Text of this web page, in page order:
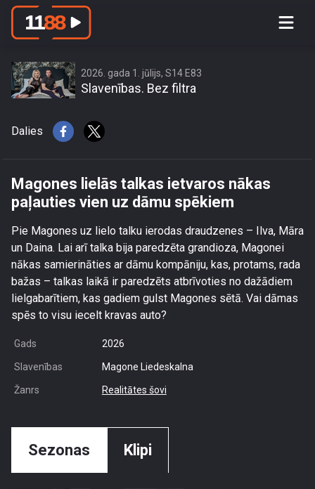
Magones lielās talkas ietvaros nākas
2026. gada 1. jūlijs, S14 E83
Slavenības. Bez filtra
Dalies
Magones lielās talkas ietvaros nākas
paļauties vien uz dāmu spēkiem
Pie Magones uz lielo talku ierodas draudzenes – Ilva, Māra
un Daina. Lai arī talka bija paredzēta grandioza, Magonei
nākas samierināties ar dāmu kompāniju, kas, protams, rada
bažas – talkas laikā ir paredzēts atbrīvoties no dažādiem
lielgabarītiem, kas gadiem gulst Magones sētā. Vai dāmas
spēs to visu iecelt kravas auto?
Gads 2026
Slavenības Magone Liedeskalna
Žanrs Realitātes šovi
Sezonas Klipi